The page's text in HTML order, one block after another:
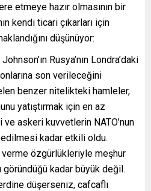
etmeye hazır olmasının bir
kendi ticari çıkarları için
düşünüyor:
Rusya’nın Londra’daki
son verileceğini
benzer nitelikteki hamleler,
yatıştırmak için en az
ve askeri kuvvetlerin NATO’nun
kadar etkili oldu.
özgürlükleriyle meşhur
kadar büyük değil.
düşerseniz, cafcaflı